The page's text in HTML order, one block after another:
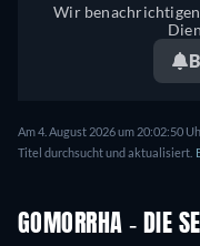
Wir
Am 4. August 2026 um 20:02:50
Titel durchsucht und aktualisiert.
GOMORRHA - DIE